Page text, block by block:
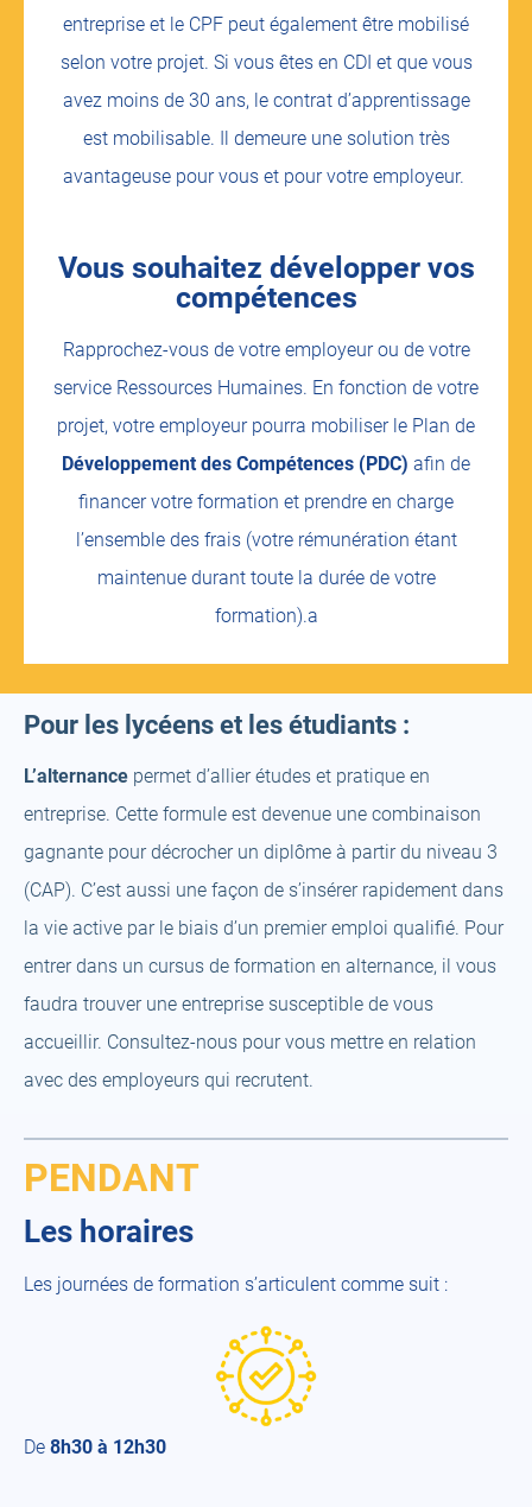
entreprise et le CPF peut également être mobilisé
selon votre projet. Si vous êtes en CDI et que vous
avez moins de 30 ans, le contrat d’apprentissage
est mobilisable. Il demeure une solution très
avantageuse pour vous et pour votre employeur.
Vous souhaitez développer vos
compétences
Rapprochez-vous de votre employeur ou de votre
service Ressources Humaines. En fonction de votre
projet, votre employeur pourra mobiliser le Plan de
Développement des Compétences (PDC) afin de
financer votre formation et prendre en charge
l’ensemble des frais (votre rémunération étant
maintenue durant toute la durée de votre
formation).a
Pour les lycéens et les étudiants :
L’alternance permet d’allier études et pratique en
entreprise. Cette formule est devenue une combinaison
gagnante pour décrocher un diplôme à partir du niveau 3
(CAP). C’est aussi une façon de s’insérer rapidement dans
la vie active par le biais d’un premier emploi qualifié. Pour
entrer dans un cursus de formation en alternance, il vous
faudra trouver une entreprise susceptible de vous
accueillir. Consultez-nous pour vous mettre en relation
avec des employeurs qui recrutent.
PENDANT
Les horaires
Les journées de formation s’articulent comme suit :
De 8h30 à 12h30